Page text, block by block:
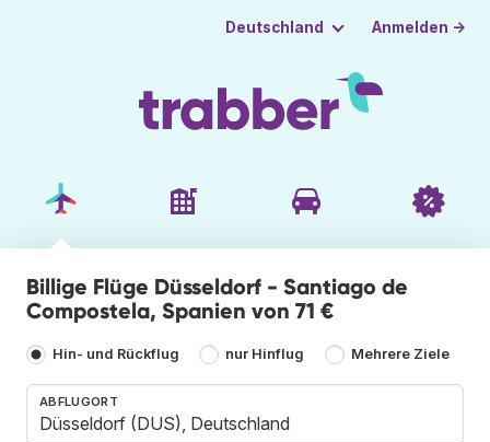
Deutschland Anmelden →
Billige Flüge Düsseldorf - Santiago de
Compostela, Spanien von 71 €
Hin- und Rückflug nur Hinflug Mehrere Ziele
ABFLUGORT